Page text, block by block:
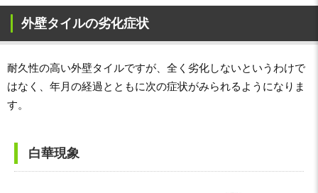
外壁タイルの劣化症状
耐久性の高い外壁タイルですが、全く劣化しないというわけで
はなく、年月の経過とともに次の症状がみられるようになりま
す。
白華現象